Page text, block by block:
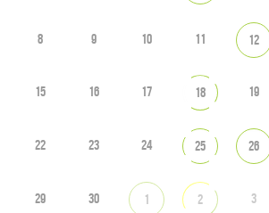
8 9 10 11 12
15 16 17 18 19
22 23 24 25 26
29 30 1 2 3